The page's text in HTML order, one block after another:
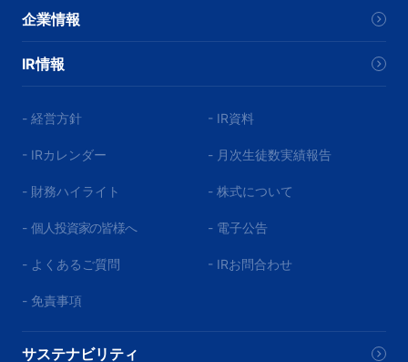
企業情報
IR情報
- 経営方針 - IR資料
- IRカレンダー - 月次生徒数実績報告
- 財務ハイライト - 株式について
- 個人投資家の皆様へ - 電子公告
- よくあるご質問 - IRお問合わせ
- 免責事項
サステナビリティ